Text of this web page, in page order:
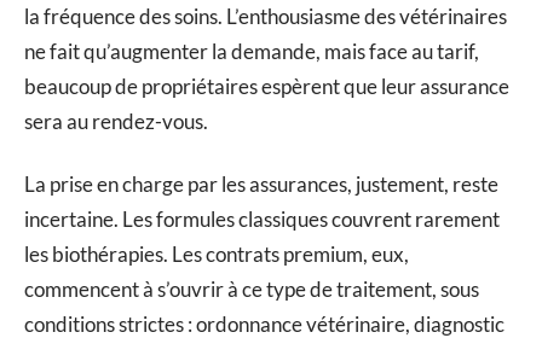
la fréquence des soins. L’enthousiasme des vétérinaires
ne fait qu’augmenter la demande, mais face au tarif,
beaucoup de propriétaires espèrent que leur assurance
sera au rendez-vous.
La prise en charge par les assurances, justement, reste
incertaine. Les formules classiques couvrent rarement
les biothérapies. Les contrats premium, eux,
commencent à s’ouvrir à ce type de traitement, sous
conditions strictes : ordonnance vétérinaire, diagnostic